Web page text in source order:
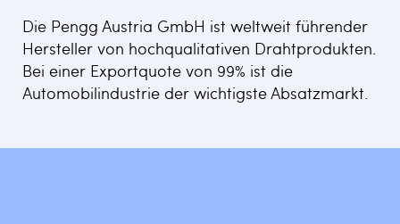
Die Pengg Austria GmbH ist weltweit führender
Hersteller von hochqualitativen Drahtprodukten.
Bei einer Exportquote von 99% ist die
Automobilindustrie der wichtigste Absatzmarkt.